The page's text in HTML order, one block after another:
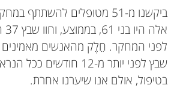
ביקשנו מ-51 מטופלים להשתתף
לפני המחקר. חֵלֶק מהאנשים מאמינים
שבץ לפני יותר מ-12
בטיפול, אולם אנו שיערנו אחרת.